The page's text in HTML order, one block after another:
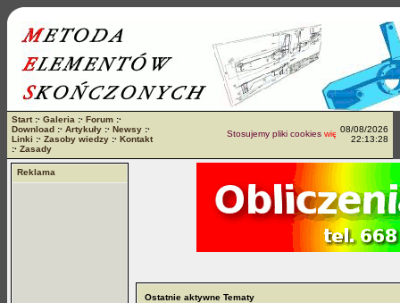
Start:· Galeria :· Forum :·
Download :· Artykuły :· Newsy :·
Linki :· Zasoby wiedzy :· Kontakt
:· Zasady
Stosujemy pliki cookieswięcej...08/08/2026
22:13:28
Reklama
Ostatnie aktywne Tematy